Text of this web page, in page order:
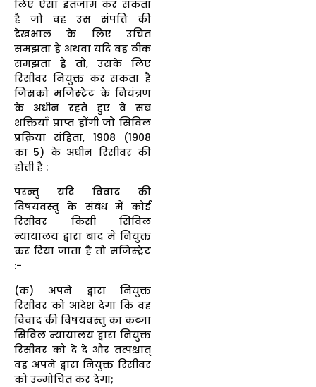
लिए ऐसा इंतजाम कर सकता
है जो वह उस संपत्ति की
देखभाल के लिए उचित
समझता है अथवा यदि वह ठीक
समझता है तो, उसके लिए
रिसीवर नियुक्त कर सकता है
जिसको मजिस्ट्रेट के नियंत्रण
के अधीन रहते हुए वे सब
शक्तियाँ प्राप्त होंगी जो सिविल
प्रक्रिया संहिता, 1908 (1908
का 5) के अधीन रिसीवर की
होती है :
परन्तु यदि विवाद की
विषयवस्तु के संबंध में कोई
रिसीवर किसी सिविल
न्यायालय द्वारा बाद में नियुक्त
कर दिया जाता है तो मजिस्ट्रेट
:-
(क) अपने द्वारा नियुक्त
रिसीवर को आदेश देगा कि वह
विवाद की विषयवस्तु का कब्जा
सिविल न्यायालय द्वारा नियुक्त
रिसीवर को दे दे और तत्पश्चात्
वह अपने द्वारा नियुक्त रिसीवर
को उन्मोचित कर देगा;